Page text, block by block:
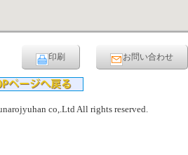
印刷 お問い合わせ
co,.Ltd All rights reserved.